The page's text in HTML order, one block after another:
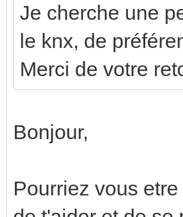
Je cherche une
le knx, de
Merci de votre
Bonjour,
Pourriez vous